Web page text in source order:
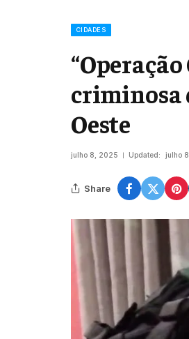
CIDADES
criminosa
Oeste
julho 8, 2025 Updated: julho
Share